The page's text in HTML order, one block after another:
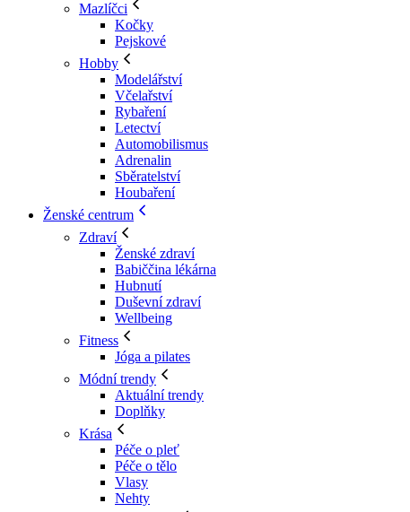
Mazlíčci
Kočky
Pejskové
Hobby
Modelářství
Včelařství
Rybaření
Letectví
Automobilismus
Adrenalin
Sběratelství
Houbaření
Ženské centrum
Zdraví
Ženské zdraví
Babiččina lékárna
Hubnutí
Duševní zdraví
Wellbeing
Fitness
Jóga a pilates
Módní trendy
Aktuální trendy
Doplňky
Krása
Péče o pleť
Péče o tělo
Vlasy
Nehty